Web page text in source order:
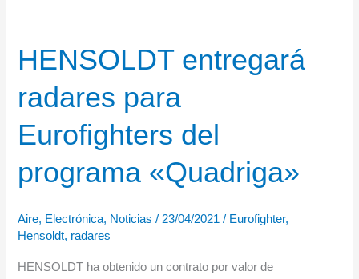
para
vehículos
de
blindados
HENSOLDT entregará
radares para
Eurofighters del
programa «Quadriga»
Aire, Electrónica, Noticias / 23/04/2021/ Eurofighter,
Hensoldt, radares
HENSOLDT ha obtenido un contrato por valor de